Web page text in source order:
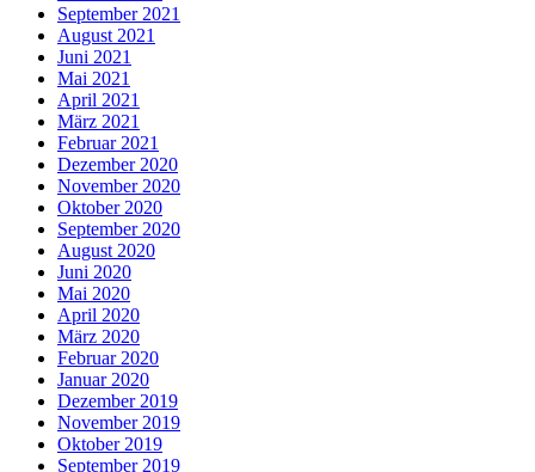
September 2021
August 2021
Juni 2021
Mai 2021
April 2021
März 2021
Februar 2021
Dezember 2020
November 2020
Oktober 2020
September 2020
August 2020
Juni 2020
Mai 2020
April 2020
März 2020
Februar 2020
Januar 2020
Dezember 2019
November 2019
Oktober 2019
September 2019